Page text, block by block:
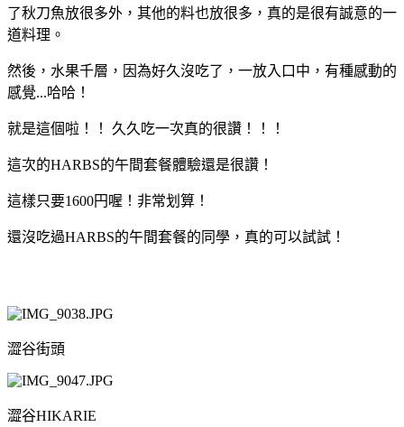
了秋刀魚放很多外，其他的料也放很多，真的是很有誠意的一
道料理。
然後，水果千層，因為好久沒吃了，一放入口中，有種感動的
感覺...哈哈！
就是這個啦！！ 久久吃一次真的很讚！！！
這次的HARBS的午間套餐體驗還是很讚！
這樣只要1600円喔！非常划算！
還沒吃過HARBS的午間套餐的同學，真的可以試試！
澀谷街頭
澀谷HIKARIE